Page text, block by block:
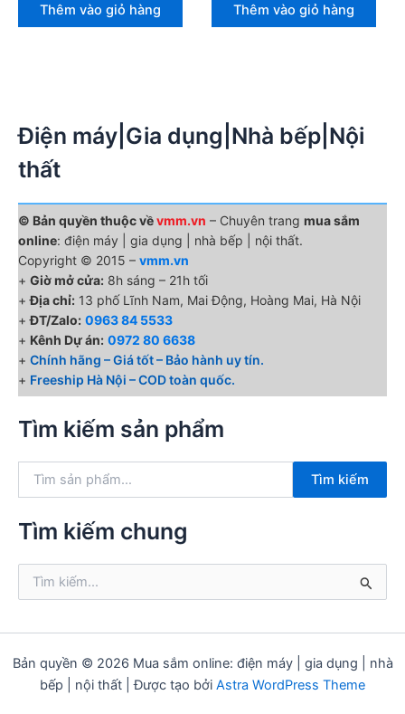
Thêm vào giỏ hàng Thêm vào giỏ hàng
Điện máy|Gia dụng|Nhà bếp|Nội
thất
© Bản quyền thuộc vềvmm.vn – Chuyên trang mua sắm
online: điện máy | gia dụng | nhà bếp | nội thất.
Copyright © 2015 – vmm.vn
+ Giờ mở cửa: 8h sáng – 21h tối
+Địa chỉ: 13 phố Lĩnh Nam, Mai Động, Hoàng Mai, Hà Nội
+ĐT/Zalo: 0963 84 5533
+ Kênh Dự án: 0972 80 6638
+ Chính hãng – Giá tốt – Bảo hành uy tín.
+ Freeship Hà Nội – COD toàn quốc.
Tìm kiếm sản phẩm
k
:
Tìm kiếm
Tìm kiếm chung
ế
Bản quyền © 2026 Mua sắm online: điện máy | gia dụng | nhà
bếp | nội thất | Được tạo bởi Astra WordPress Theme